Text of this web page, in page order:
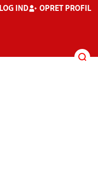
LOG IND OPRET PROFIL